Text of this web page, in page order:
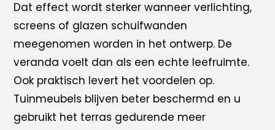
Dat effect wordt sterker wanneer verlichting,
screens of glazen schuifwanden
meegenomen worden in het ontwerp. De
veranda voelt dan als een echte leefruimte.
Ook praktisch levert het voordelen op.
Tuinmeubels blijven beter beschermd en u
gebruikt het terras gedurende meer